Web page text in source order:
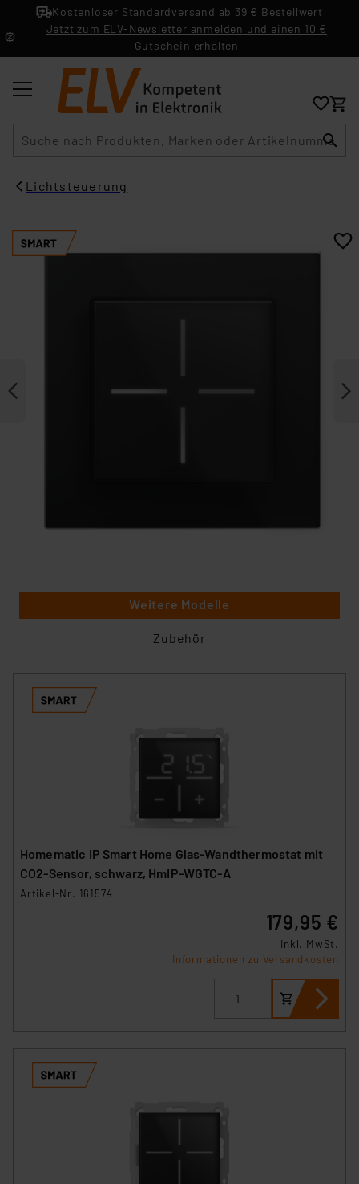
Kostenloser Standardversand ab 39 € Bestellwert
Jetzt zum ELV-Newsletter anmelden und einen 10 €
Gutschein erhalten
Lichtsteuerung
Weitere Modelle
Zubehör
Homematic IP Smart Home Glas-Wandthermostat mit
CO2-Sensor, schwarz, HmIP-WGTC-A
Artikel-Nr. 161574
179,95 €
inkl. MwSt.
Informationen zu Versandkosten